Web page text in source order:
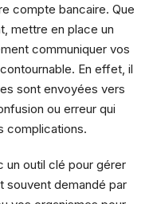
compte bancaire. Que
mettre en place un
communiquer vos
En effet, il
sont envoyées vers
ou erreur qui
complications.
un outil clé pour gérer
souvent demandé par